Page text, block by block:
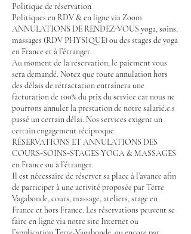
Politique de réservation
Politiques en RDV & en ligne via Zoom
ANNULATIONS DE RENDEZ-VOUS yoga, soins,
massages (RDV PHYSIQUE) ou des stages de yoga
en France et à l’étranger.
Au moment de la réservation, le paiement vous
sera demandé. Notez que toute annulation hors
des délais de rétractation entraînera une
facturation de 100% du prix du service car nous ne
pourrons annuler la prestation de notre salarié.e.s
passé un certain délai. Nos services exigent un
certain engagement réciproque.
RÉSERVATIONS ET ANNULATIONS DES
COURS-SOINS-STAGES YOGA & MASSAGES
en France ou à l’étranger.
Il est nécessaire de réserver sa place à l’avance afin
de participer à une activité proposée par Terre
Vagabonde, cours, massage, ateliers, stage en
France et hors France. Les réservations peuvent se
faire en ligne via notre site Internet ou